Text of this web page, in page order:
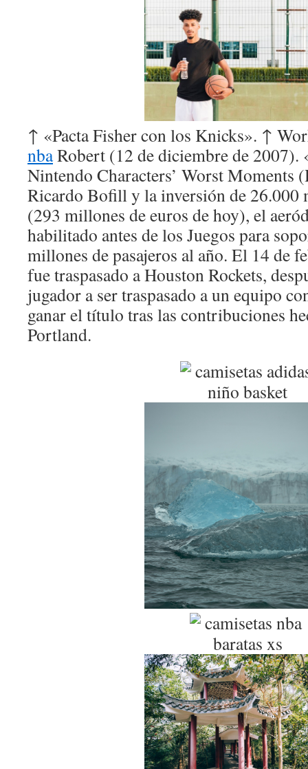
↑ «Pacta Fisher con los Knicks». ↑
nbaRobert (12 de diciembre de 2007).
Nintendo Characters’ Worst Moments
Ricardo Bofill y la inversión de 26.000
(293 millones de euros de hoy), el
habilitado antes de los Juegos para
millones de pasajeros al año. El 14 de
fue traspasado a Houston Rockets,
jugador a ser traspasado a un equipo
ganar el título tras las contribuciones
Portland.